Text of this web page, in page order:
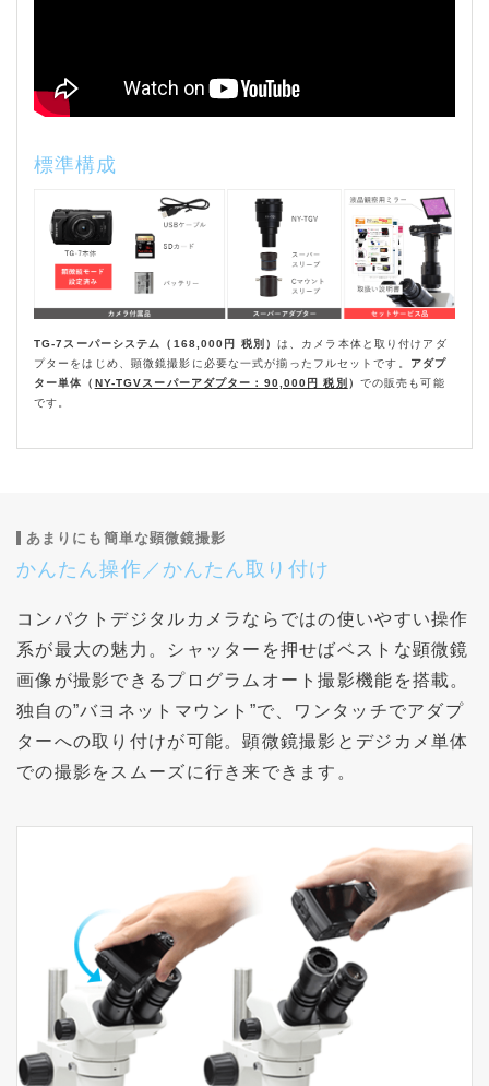
標準構成
TG-7スーパーシステム（168,000円 税別） は、カメラ本体と取り付けアダ
プターをはじめ、顕微鏡撮影に必要な一式が揃ったフルセットです。
アダプ
ター単体（ NY-TGVスーパーアダプター：90,000円 税別 ） での販売も可能
です。
あまりにも簡単な顕微鏡撮影
かんたん操作／かんたん取り付け
コンパクトデジタルカメラならではの使いやすい操作
系が最大の魅力。シャッターを押せばベストな顕微鏡
画像が撮影できるプログラムオート撮影機能を搭載。
独自の”バヨネットマウント”で、ワンタッチでアダプ
ターへの取り付けが可能。顕微鏡撮影とデジカメ単体
での撮影をスムーズに行き来できます。